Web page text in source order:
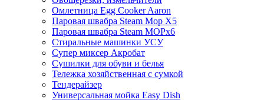
Омлетница Egg Сooker Aaron
Паровая швабра Steam Mop X5
Паровая швабра Steam MOPх6
Стиральные машинки УСУ
Супер миксер Акробат
Сушилки для обуви и белья
Тележка хозяйственная с сумкой
Тендерайзер
Универсальная мойка Easy Dish